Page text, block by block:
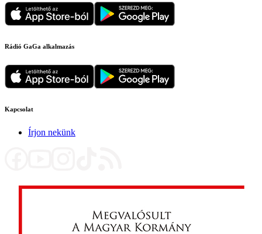
Rádió GaGa alkalmazás
Kapcsolat
Írjon nekünk